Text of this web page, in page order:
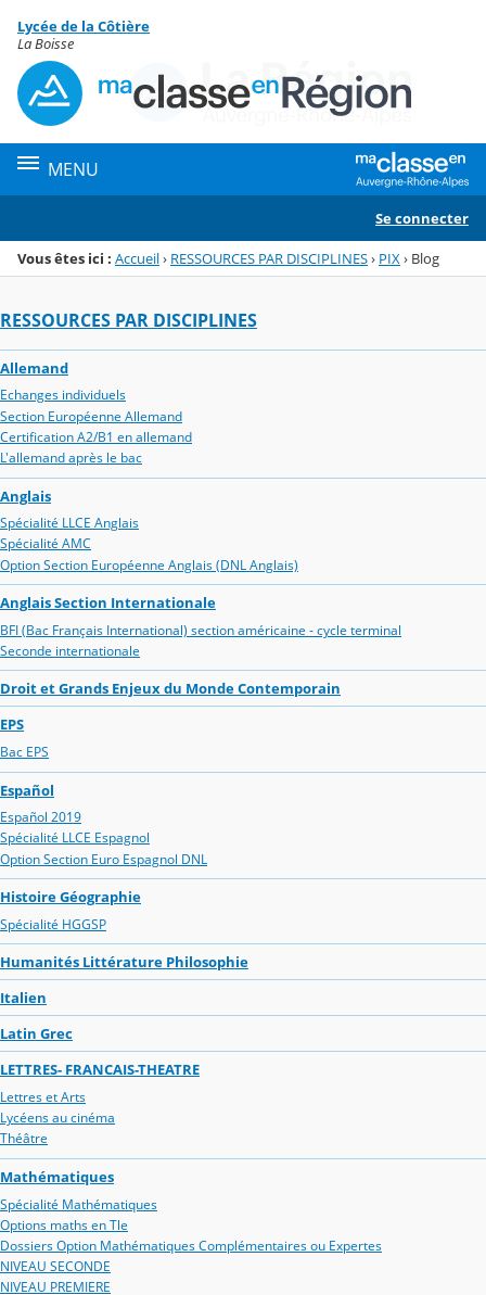
Menu de la rubrique
Contenu
Lycée de la Côtière
La Boisse
MENU
Se connecter
Vous êtes ici : Accueil› RESSOURCES PAR DISCIPLINES› PIX › Blog
RESSOURCES PAR DISCIPLINES
Allemand
Echanges individuels
Section Européenne Allemand
Certification A2/B1 en allemand
L'allemand après le bac
Anglais
Spécialité LLCE Anglais
Spécialité AMC
Option Section Européenne Anglais (DNL Anglais)
Anglais Section Internationale
BFI (Bac Français International) section américaine - cycle terminal
Seconde internationale
Droit et Grands Enjeux du Monde Contemporain
EPS
Bac EPS
Español
Español 2019
Spécialité LLCE Espagnol
Option Section Euro Espagnol DNL
Histoire Géographie
Spécialité HGGSP
Humanités Littérature Philosophie
Italien
Latin Grec
LETTRES- FRANCAIS-THEATRE
Lettres et Arts
Lycéens au cinéma
Théâtre
Mathématiques
Spécialité Mathématiques
Options maths en Tle
Dossiers Option Mathématiques Complémentaires ou Expertes
NIVEAU SECONDE
NIVEAU PREMIERE